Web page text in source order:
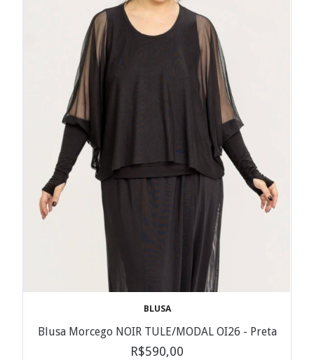
BLUSA
Blusa Morcego NOIR TULE/MODAL OI26 - Preta
R$590,00